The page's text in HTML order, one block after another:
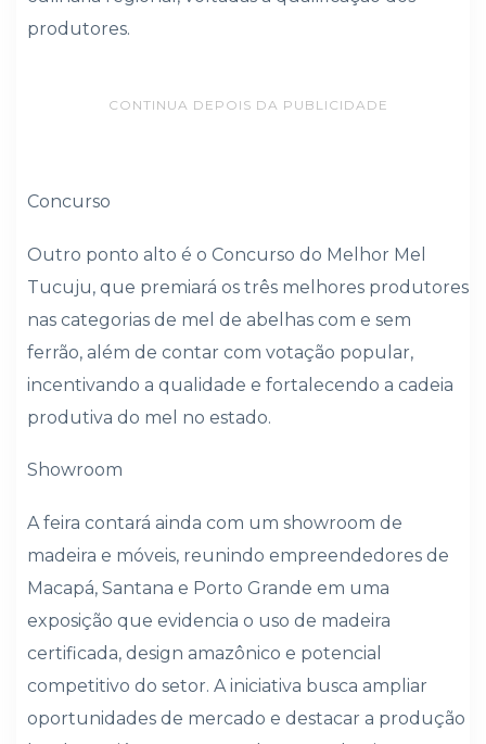
produtores.
CONTINUA DEPOIS DA PUBLICIDADE
Concurso
Outro ponto alto é o Concurso do Melhor Mel
Tucuju, que premiará os três melhores produtores
nas categorias de mel de abelhas com e sem
ferrão, além de contar com votação popular,
incentivando a qualidade e fortalecendo a cadeia
produtiva do mel no estado.
Showroom
A feira contará ainda com um showroom de
madeira e móveis, reunindo empreendedores de
Macapá, Santana e Porto Grande em uma
exposição que evidencia o uso de madeira
certificada, design amazônico e potencial
competitivo do setor. A iniciativa busca ampliar
oportunidades de mercado e destacar a produção